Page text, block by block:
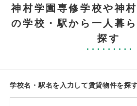
神村学園専修学校や神
の学校・駅から一人暮
探す
学校名・駅名を入力して賃貸物件を探